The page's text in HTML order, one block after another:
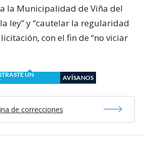
la Municipalidad de Viña del
ley” y “cautelar la regularidad
con el fin de “no viciar
UN
AVÍSANOS
de correcciones